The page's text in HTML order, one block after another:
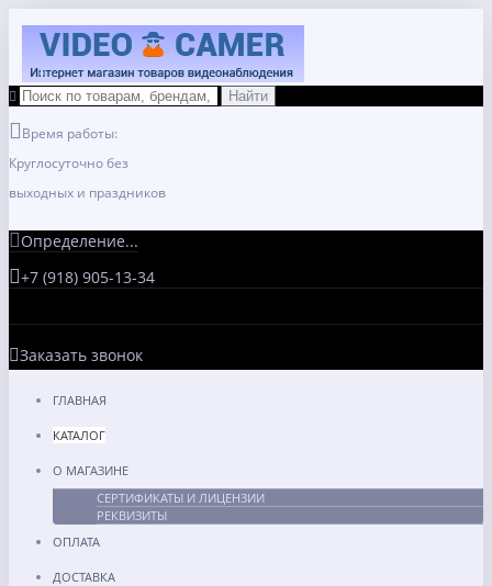
Время работы:
Круглосуточно без
выходных и праздников
Определение...
+7 (918) 905-13-34
Заказать звонок
ГЛАВНАЯ
КАТАЛОГ
О МАГАЗИНЕ
СЕРТИФИКАТЫ И ЛИЦЕНЗИИ
РЕКВИЗИТЫ
ОПЛАТА
ДОСТАВКА